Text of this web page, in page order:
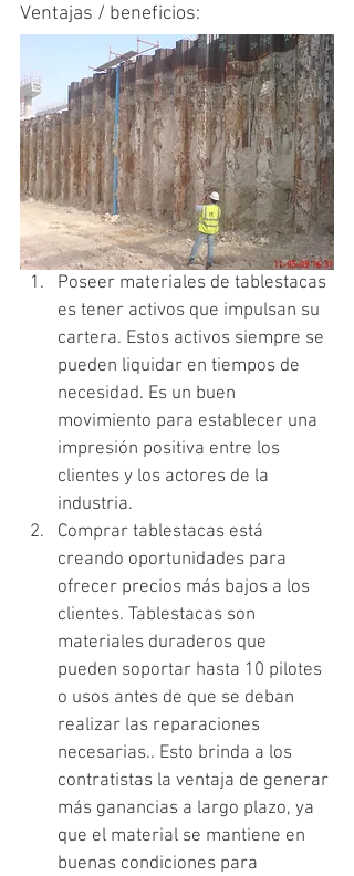
Ventajas / beneficios:
Poseer materiales de tablestacas
es tener activos que impulsan su
cartera. Estos activos siempre se
pueden liquidar en tiempos de
necesidad. Es un buen
movimiento para establecer una
impresión positiva entre los
clientes y los actores de la
industria.
Comprar tablestacas está
creando oportunidades para
ofrecer precios más bajos a los
clientes. Tablestacas son
materiales duraderos que
pueden soportar hasta 10 pilotes
o usos antes de que se deban
realizar las reparaciones
necesarias.. Esto brinda a los
contratistas la ventaja de generar
más ganancias a largo plazo, ya
que el material se mantiene en
buenas condiciones para